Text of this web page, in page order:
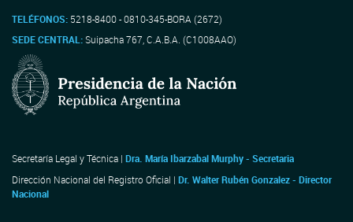
TELÉFONOS: 5218-8400 - 0810-345-BORA (2672)
SEDE CENTRAL:Suipacha 767, C.A.B.A. (C1008AAO)
Secretaría Legal y Técnica | Dra. María Ibarzabal Murphy - Secretaria
Dirección Nacional del Registro Oficial | Dr. Walter Rubén Gonzalez - Director
Nacional